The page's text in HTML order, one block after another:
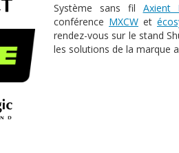
Système sans fil Axient
conférence MXCW et
rendez-vous sur le stand
les solutions de la marque